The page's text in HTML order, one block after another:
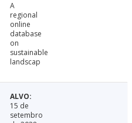
A
regional
online
database
on
sustainable
landscap
15 de
setembro